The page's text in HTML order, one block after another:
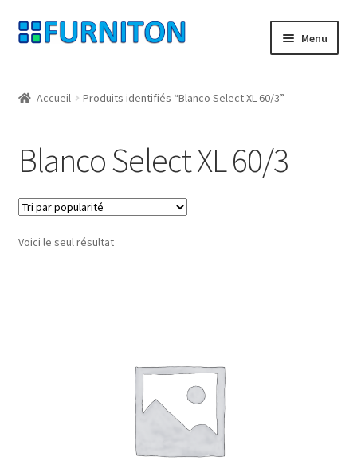
Aller
à
navigation
Aller
au
Menu
Protection des données
Droit de rétractation
Contact
Accueil Produits identifiés “Blanco Select XL 60/3”
Blanco Select XL 60/3
Voici le seul résultat